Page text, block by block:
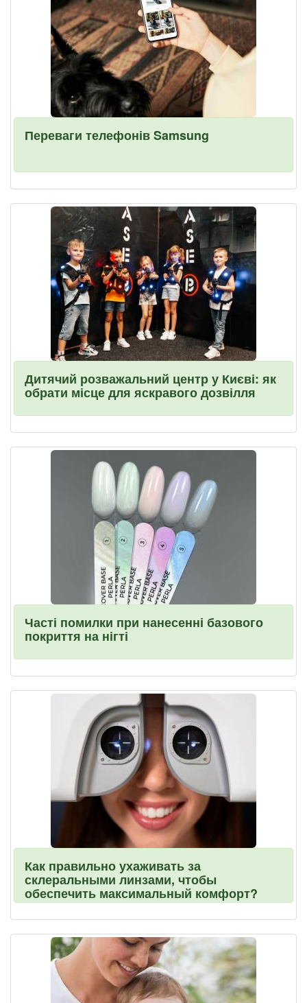
Переваги телефонів Samsung
Дитячий розважальний центр у Києві: як
обрати місце для яскравого дозвілля
Часті помилки при нанесенні базового
покриття на нігті
Как правильно ухаживать за
склеральными линзами, чтобы
обеспечить максимальный комфорт?